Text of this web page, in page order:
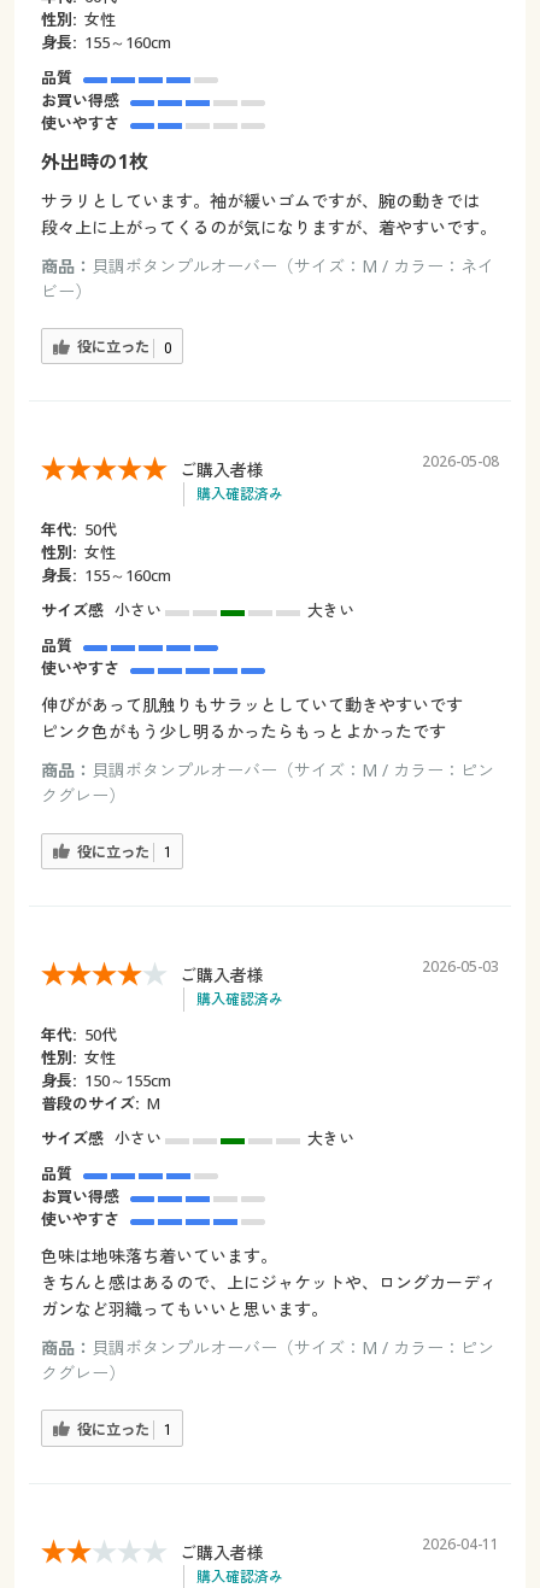
性別: 女性
身長: 155～160cm
品質
お買い得感
使いやすさ
外出時の1枚
サラリとしています。袖が緩いゴムですが、腕の動きでは
段々上に上がってくるのが気になりますが、着やすいです。
商品： 貝調ボタンプルオーバー（サイズ：M / カラー：ネイ
ビー）
役に立った 0
ご購入者様
購入確認済み
2026-05-08
年代: 50代
性別: 女性
身長: 155～160cm
サイズ感 小さい
大きい
品質
使いやすさ
伸びがあって肌触りもサラッとしていて動きやすいです
ピンク色がもう少し明るかったらもっとよかったです
商品： 貝調ボタンプルオーバー（サイズ：M / カラー：ピン
クグレー）
役に立った 1
ご購入者様
購入確認済み
2026-05-03
年代: 50代
性別: 女性
身長: 150～155cm
普段のサイズ: М
サイズ感 小さい
大きい
品質
お買い得感
使いやすさ
色味は地味落ち着いています。
きちんと感はあるので、上にジャケットや、ロングカーディ
ガンなど羽織ってもいいと思います。
商品： 貝調ボタンプルオーバー（サイズ：M / カラー：ピン
クグレー）
役に立った 1
ご購入者様
購入確認済み
2026-04-11